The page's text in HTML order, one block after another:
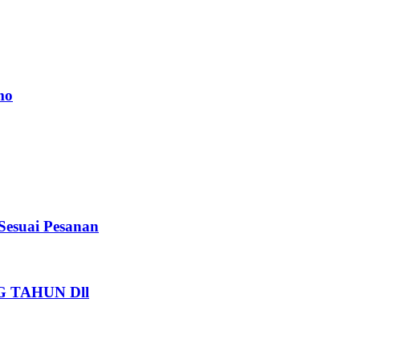
Pesanan
TAHUN Dll